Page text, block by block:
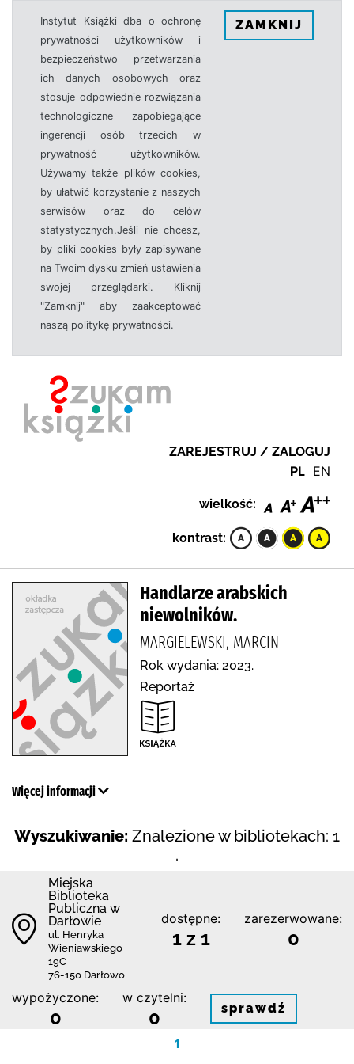
Instytut Książki dba o ochronę
prywatności użytkowników i
bezpieczeństwo przetwarzania
ich danych osobowych oraz
stosuje odpowiednie rozwiązania
technologiczne zapobiegające
ingerencji osób trzecich w
prywatność użytkowników.
Używamy także plików cookies,
by ułatwić korzystanie z naszych
serwisów oraz do celów
statystycznych.Jeśli nie chcesz,
by pliki cookies były zapisywane
na Twoim dysku zmień ustawienia
swojej przeglądarki. Kliknij
"Zamknij" aby zaakceptować
naszą politykę prywatności.
ZAMKNIJ
ZAREJESTRUJ / ZALOGUJ
PL EN
wielkość:
kontrast:
Handlarze arabskich
niewolników.
MARGIELEWSKI, MARCIN
Rok wydania: 2023.
Reportaż
Więcej informacji
Wyszukiwanie: Znalezione w bibliotekach: 1
.
Miejska
Biblioteka
Publiczna w
Darłowie
ul. Henryka
Wieniawskiego
19C
76-150 Darłowo
dostępne:
1 z 1
zarezerwowane:
0
wypożyczone:
0
w czytelni:
0 sprawdź
1